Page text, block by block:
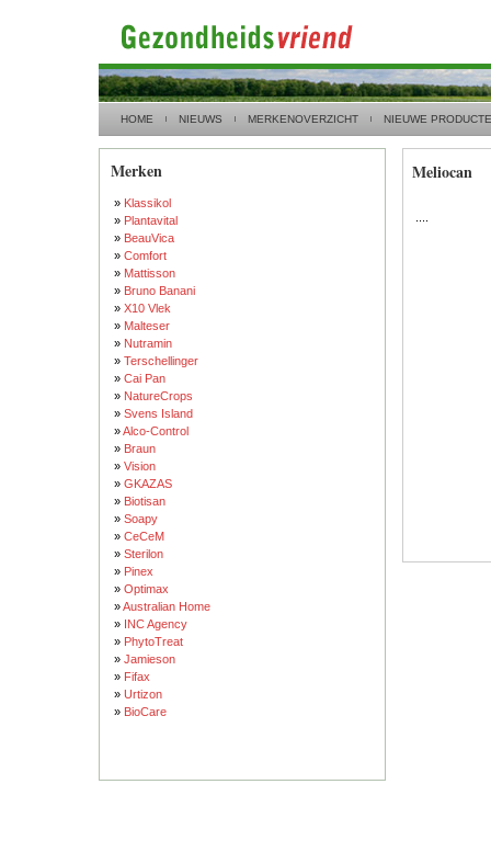
HOME NIEUWS MERKENOVERZICHT NIEUWE
Merken
» Klassikol
» Plantavital
» BeauVica
» Comfort
» Mattisson
» Bruno Banani
» X10 Vlek
» Malteser
» Nutramin
» Terschellinger
» Cai Pan
» NatureCrops
» Svens Island
»Alco-Control
» Braun
» Vision
» GKAZAS
» Biotisan
» Soapy
» CeCeM
» Sterilon
» Pinex
» Optimax
»Australian Home
» INC Agency
» PhytoTreat
» Jamieson
» Fifax
» Urtizon
» BioCare
Meliocan